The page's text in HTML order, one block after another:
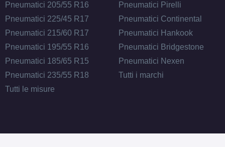
Pneumatici 205/55 R16
Pneumatici 225/45 R17
Pneumatici 215/60 R17
Pneumatici 195/55 R16
Pneumatici 185/65 R15
Pneumatici 235/55 R18
Tutti le misure
Pneumatici Pirelli
Pneumatici Continental
Pneumatici Hankook
Pneumatici Bridgestone
Pneumatici Nexen
Tutti i marchi